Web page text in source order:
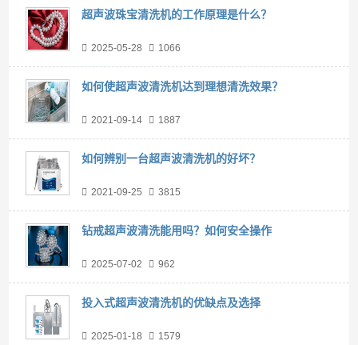
超声波珠宝清洗机的工作原理是什么？
2025-05-28 1066
如何使超声波清洗机达到理想清洗效果？
2021-09-14 1887
如何辨别一台超声波清洗机的好坏？
2021-09-25 3815
钻戒超声波清洗能用吗？如何安全操作
2025-07-02 962
投入式超声波清洗机的优缺点及选择
2025-01-18 1579